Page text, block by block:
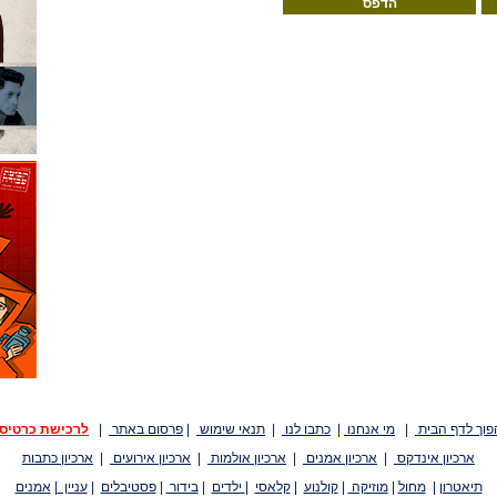
הדפס
לדף הבית מי אנחנו כתבו לנו תנאי שימוש פרסום באתר
לרכישת
ארכיון אינדקס
ארכיון אמנים ארכיון אולמות ארכיון אירועים
ארכיון כתבות
תיאטרון
|מחול |מוזיקה |קולנוע |קלאסי ילדים |בידור |פסטיבלים |עניין |אמנים